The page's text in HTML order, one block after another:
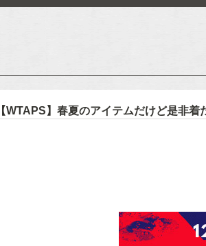
【WTAPS】春夏のアイテムだけど是非着